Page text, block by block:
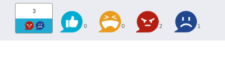
3
0 0 2 1